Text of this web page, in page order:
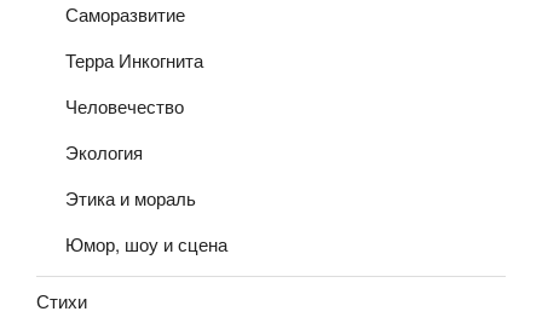
Саморазвитие
Терра Инкогнита
Человечество
Экология
Этика и мораль
Юмор, шоу и сцена
Стихи